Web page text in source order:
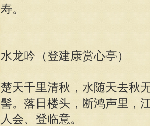
寿。
水龙吟（登建康赏心亭）
楚天千里清秋，水随天去秋
髻。落日楼头，断鸿声里，
人会、登临意。